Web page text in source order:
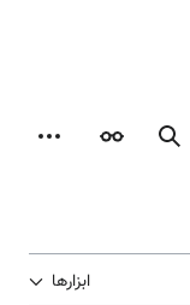
جستجوظاهر
ابزارها